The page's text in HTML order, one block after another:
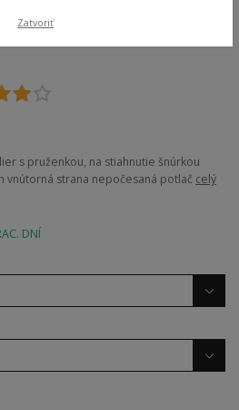
s pruženkou, na stiahnutie šnúrkou
vnútorná strana nepočesaná potlač celý
DNÍ
Zatvoriť